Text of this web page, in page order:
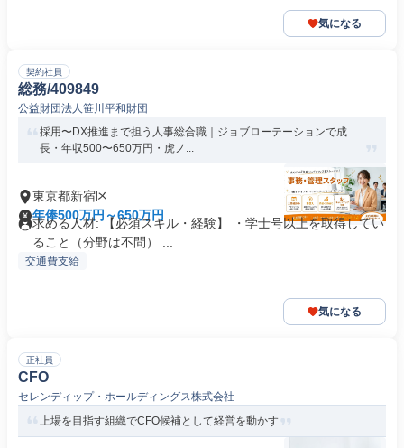
気になる
契約社員
総務/409849
公益財団法人笹川平和財団
採用〜DX推進まで担う人事総合職｜ジョブローテーションで成
長・年収500〜650万円・虎ノ...
東京都新宿区
年俸500万円～650万円
求める人材: 【必須スキル・経験】 ・学士号以上を取得してい
ること（分野は不問） ...
交通費支給
気になる
正社員
CFO
セレンディップ・ホールディングス株式会社
上場を目指す組織でCFO候補として経営を動かす